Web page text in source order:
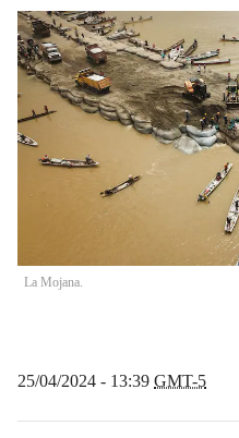
La Mojana.
25/04/2024 - 13:39 GMT-5